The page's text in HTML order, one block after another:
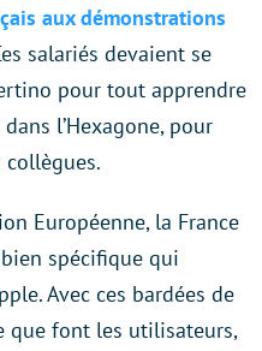
aux démonstrations
salariés devaient se
pour tout apprendre
l’Hexagone, pour
Européenne, la France
spécifique qui
Avec ces bardées de
que font les utilisateurs,